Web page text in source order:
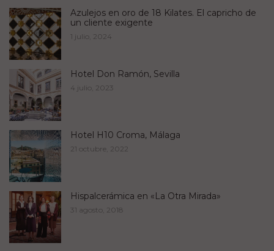
Azulejos en oro de 18 Kilates. El capricho de
un cliente exigente
1 julio, 2024
Hotel Don Ramón, Sevilla
4 julio, 2023
Hotel H10 Croma, Málaga
21 octubre, 2022
Hispalcerámica en «La Otra Mirada»
31 agosto, 2018